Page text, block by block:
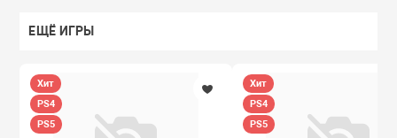
ЕЩЁ ИГРЫ
Хит
PS4
PS5
Хит
PS4
PS5